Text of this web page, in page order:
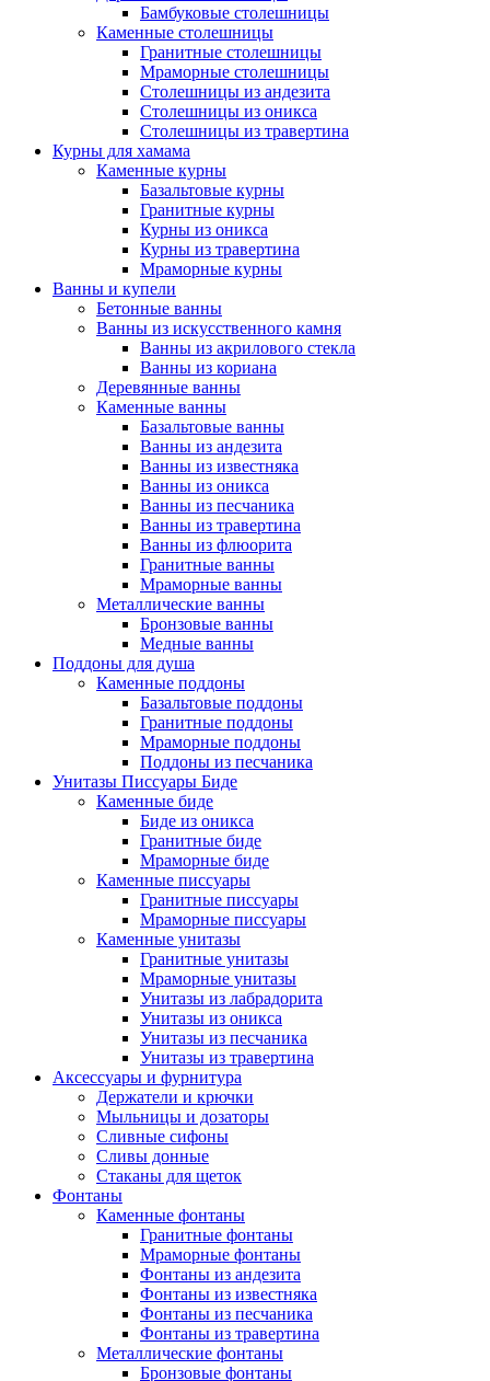
Бамбуковые столешницы
Каменные столешницы
Гранитные столешницы
Мраморные столешницы
Столешницы из андезита
Столешницы из оникса
Столешницы из травертина
Курны для хамама
Каменные курны
Базальтовые курны
Гранитные курны
Курны из оникса
Курны из травертина
Мраморные курны
Ванны и купели
Бетонные ванны
Ванны из искусственного камня
Ванны из акрилового стекла
Ванны из кориана
Деревянные ванны
Каменные ванны
Базальтовые ванны
Ванны из андезита
Ванны из известняка
Ванны из оникса
Ванны из песчаника
Ванны из травертина
Ванны из флюорита
Гранитные ванны
Мраморные ванны
Металлические ванны
Бронзовые ванны
Медные ванны
Поддоны для душа
Каменные поддоны
Базальтовые поддоны
Гранитные поддоны
Мраморные поддоны
Поддоны из песчаника
Унитазы Писсуары Биде
Каменные биде
Биде из оникса
Гранитные биде
Мраморные биде
Каменные писсуары
Гранитные писсуары
Мраморные писсуары
Каменные унитазы
Гранитные унитазы
Мраморные унитазы
Унитазы из лабрадорита
Унитазы из оникса
Унитазы из песчаника
Унитазы из травертина
Аксессуары и фурнитура
Держатели и крючки
Мыльницы и дозаторы
Сливные сифоны
Сливы донные
Стаканы для щеток
Фонтаны
Каменные фонтаны
Гранитные фонтаны
Мраморные фонтаны
Фонтаны из андезита
Фонтаны из известняка
Фонтаны из песчаника
Фонтаны из травертина
Металлические фонтаны
Бронзовые фонтаны